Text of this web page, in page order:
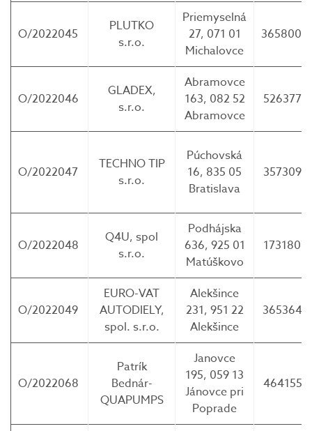
O/2022045
PLUTKO
s.r.o.
Priemyselná
27, 071 01
Michalovce
O/2022046
GLADEX,
s.r.o.
Abramovce
163, 082 52
Abramovce
O/2022047
TECHNO TIP
s.r.o.
Púchovská
16, 835 05
Bratislava
O/2022048
Q4U, spol
s.r.o.
Podhájska
636, 925 01
Matúškovo
O/2022049
EURO-VAT
AUTODIELY,
spol. s.r.o.
Alekšince
231, 951 22
Alekšince
O/2022068
Patrík
Bednár-
QUAPUMPS
Janovce
195, 059 13
Jánovce pri
Poprade